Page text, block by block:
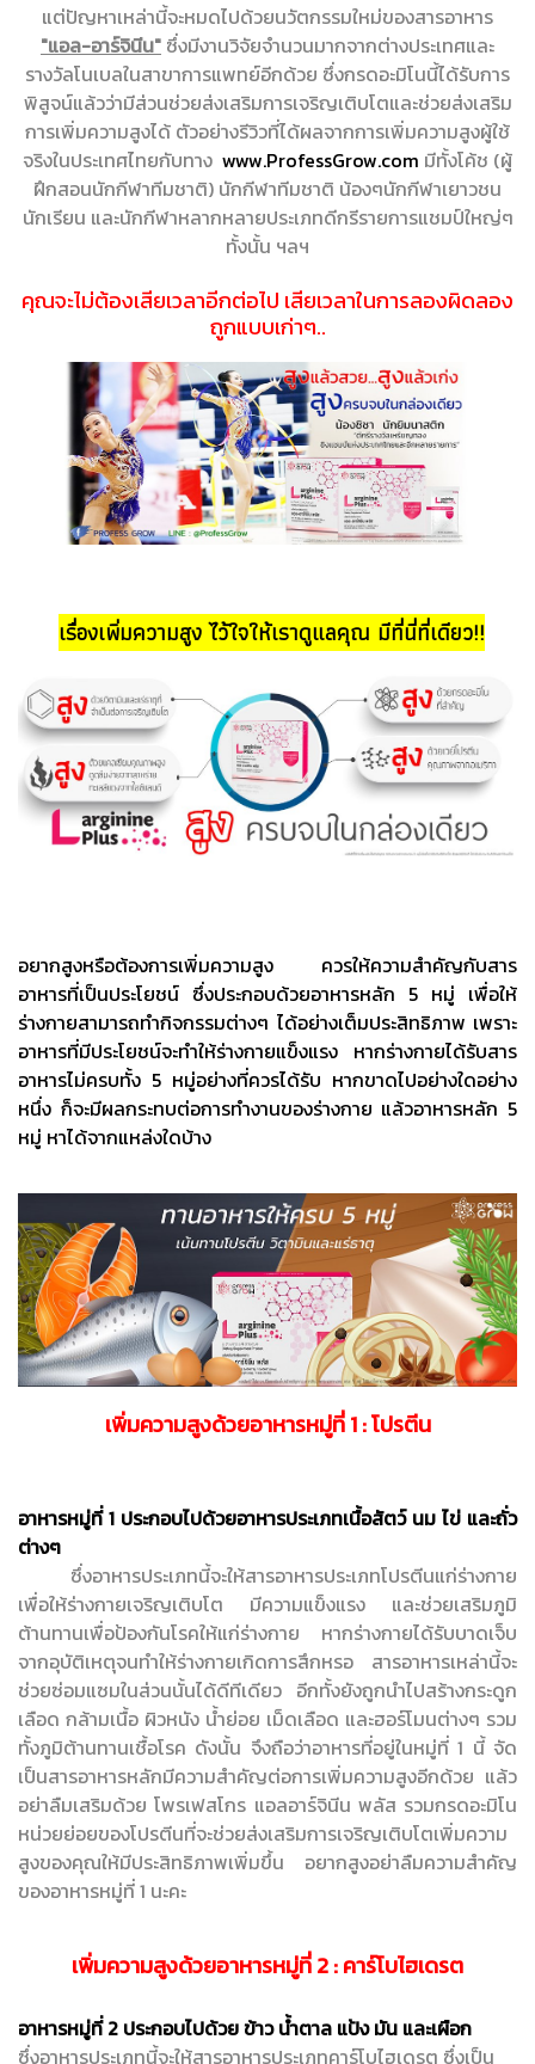
แต่ปัญหาเหล่านี้จะหมดไปด้วยนวัตกรรมใหม่ของสารอาหาร
"แอล-อาร์จินีน" ซึ่งมีงานวิจัยจำนวนมากจากต่างประเทศและ
รางวัลโนเบลในสาขาการแพทย์อีกด้วย ซึ่งกรดอะมิโนนี้ได้รับการ
พิสูจน์แล้วว่ามีส่วนช่วยส่งเสริมการเจริญเติบโตและช่วยส่งเสริม
การเพิ่มความสูงได้ ตัวอย่างรีวิวที่ได้ผลจากการเพิ่มความสูงผู้ใช้
จริงในประเทศไทยกับทาง www.ProfessGrow.com มีทั้งโค้ช (ผู้
ฝึกสอนนักกีฬาทีมชาติ) นักกีฬาทีมชาติ น้องๆนักกีฬาเยาวชน
นักเรียน และนักกีฬาหลากหลายประเภทดีกรีรายการแชมป์ใหญ่ๆ
ทั้งนั้น ฯลฯ
คุณจะไม่ต้องเสียเวลาอีกต่อไป เสียเวลาในการลองผิดลอง
ถูกแบบเก่าๆ..
เรื่องเพิ่มความสูง ไว้ใจให้เราดูแลคุณ มีที่นี่ที่เดียว!!
อยากสูงหรือต้องการเพิ่มความสูง ควรให้ความสำคัญกับสาร
อาหารที่เป็นประโยชน์ ซึ่งประกอบด้วยอาหารหลัก 5 หมู่ เพื่อให้
ร่างกายสามารถทำกิจกรรมต่างๆ ได้อย่างเต็มประสิทธิภาพ เพราะ
อาหารที่มีประโยชน์จะทำให้ร่างกายแข็งแรง หากร่างกายได้รับสาร
อาหารไม่ครบทั้ง 5 หมู่อย่างที่ควรได้รับ หากขาดไปอย่างใดอย่าง
หนึ่ง ก็จะมีผลกระทบต่อการทำงานของร่างกาย แล้วอาหารหลัก 5
หมู่ หาได้จากแหล่งใดบ้าง
เพิ่มความสูงด้วยอาหารหมู่ที่ 1 : โปรตีน
อาหารหมู่ที่ 1 ประกอบไปด้วยอาหารประเภทเนื้อสัตว์ นม ไข่ และถั่ว
ต่างๆ
ซึ่งอาหารประเภทนี้จะให้สารอาหารประเภทโปรตีนแก่ร่างกาย
เพื่อให้ร่างกายเจริญเติบโต มีความแข็งแรง และช่วยเสริมภูมิ
ต้านทานเพื่อป้องกันโรคให้แก่ร่างกาย หากร่างกายได้รับบาดเจ็บ
จากอุบัติเหตุจนทำให้ร่างกายเกิดการสึกหรอ สารอาหารเหล่านี้จะ
ช่วยซ่อมแซมในส่วนนั้นได้ดีทีเดียว อีกทั้งยังถูกนำไปสร้างกระดูก
เลือด กล้ามเนื้อ ผิวหนัง น้ำย่อย เม็ดเลือด และฮอร์โมนต่างๆ รวม
ทั้งภูมิต้านทานเชื้อโรค ดังนั้น จึงถือว่าอาหารที่อยู่ในหมู่ที่ 1 นี้ จัด
เป็นสารอาหารหลักมีความสำคัญต่อการเพิ่มความสูงอีกด้วย แล้ว
อย่าลืมเสริมด้วย โพรเฟสโกร แอลอาร์จินีน พลัส รวมกรดอะมิโน
หน่วยย่อยของโปรตีนที่จะช่วยส่งเสริมการเจริญเติบโตเพิ่มความ
สูงของคุณให้มีประสิทธิภาพเพิ่มขึ้น อยากสูงอย่าลืมความสำคัญ
ของอาหารหมู่ที่ 1 นะคะ
เพิ่มความสูงด้วยอาหารหมู่ที่ 2 : คาร์โบไฮเดรต
อาหารหมู่ที่ 2 ประกอบไปด้วย ข้าว น้ำตาล แป้ง มัน และเผือก
ซึ่งอาหารประเภทนี้จะให้สารอาหารประเภทคาร์โบไฮเดรต ซึ่งเป็น